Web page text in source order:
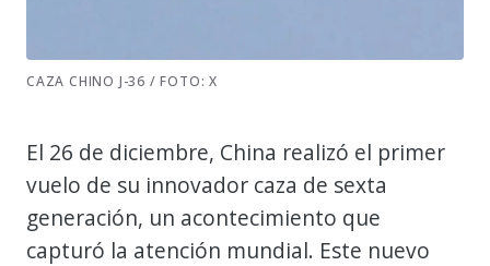
CAZA CHINO J-36 / FOTO: X
El 26 de diciembre, China realizó el primer
vuelo de su innovador caza de sexta
generación, un acontecimiento que
capturó la atención mundial. Este nuevo